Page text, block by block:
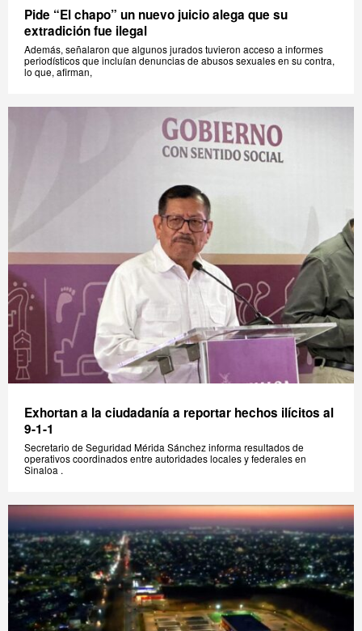
Pide “El chapo” un nuevo juicio alega que su
extradición fue ilegal
Además, señalaron que algunos jurados tuvieron acceso a informes
periodísticos que incluían denuncias de abusos sexuales en su contra,
lo que, afirman,
Exhortan a la ciudadanía a reportar hechos ilícitos al
9-1-1
Secretario de Seguridad Mérida Sánchez informa resultados de
operativos coordinados entre autoridades locales y federales en
Sinaloa .